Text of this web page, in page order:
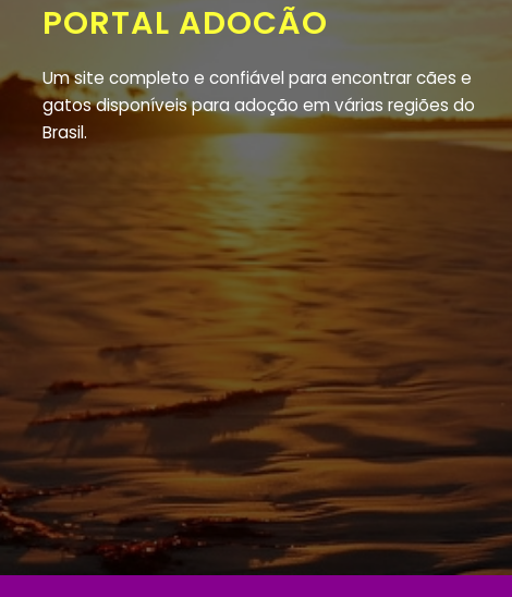
PORTAL ADOCÃO
Um site completo e confiável para encontrar cães e
gatos disponíveis para adoção em várias regiões do
Brasil.